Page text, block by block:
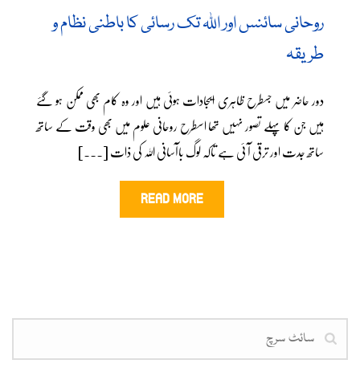
روحانی سائنس اور اللہ تک رسائی کا باطنی نظام و
طریقہ
دور حاضر میں جسطرح ظاہری ایجادات ہوئی ہیں اور وہ کام بھی ممکن ہو گئے
ہیں جن کا پہلے تصور نہیں تھا اسطرح روحانی علوم میں بھی وقت کے ساتھ
ساتھ جدت اور ترقی آ ئی ہے تاکہ لوگ باآسانی اللہ کی ذات [...]
READ MORE